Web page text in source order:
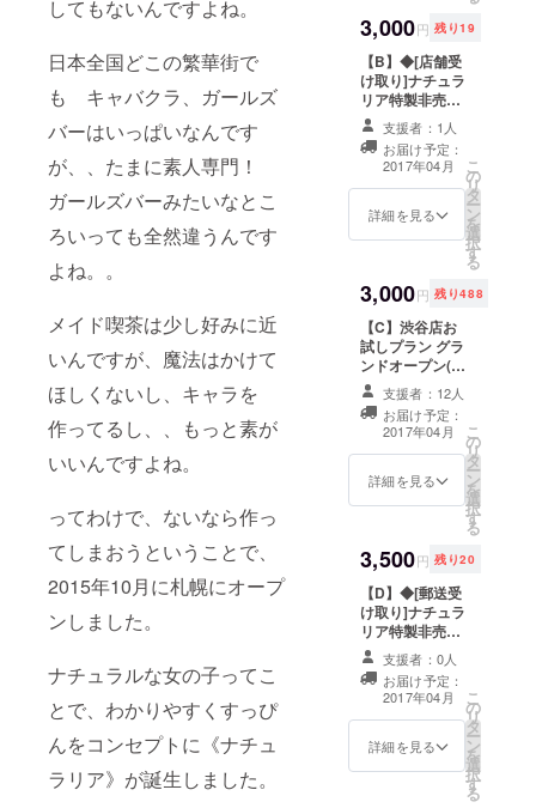
してもないんですよね。
日本全国どこの繁華街で
も キャバクラ、ガールズ
バーはいっぱいなんです
が、、たまに素人専門！
ガールズバーみたいなとこ
ろいっても全然違うんです
よね。。
メイド喫茶は少し好みに近
いんですが、魔法はかけて
ほしくないし、キャラを
作ってるし、、もっと素が
いいんですよね。
ってわけで、ないなら作っ
てしまおうということで、
2015年10月に札幌にオープ
ンしました。
ナチュラルな女の子ってこ
とで、わかりやすくすっぴ
んをコンセプトに《ナチュ
ラリア》が誕生しました。
れいむ」の中か
ら選択していた
だく形になりま
す。
3,000円 残り19
【B】◆[店舗受
け取り]ナチュラ
リア特製非売品T
シャツ◆ タイプ
A〜C ロゴ入りT
シャツになりま
す。コンセプト
になぞらえたT
シャツです。 以
女は黙って眉毛
とリップ タイプ
B すっぴん
ブームの最古参
タイプC
SNOWと化粧に
ダマされた 札幌
店/渋谷店でお受
け取りいただけ
支援者：1人
お届け予定：
2017年04月
詳細を見る
こ
の
リ
タ
ー
ン
を
選
択
す
る
3,000円 残り488
【C】渋谷店お
試しプラン グラ
ンドオープン(プ
レオープンの後)
から使用可能 2
時間飲み放題 通
常料金よりかな
りお得なお試し
プランです [通常
(会員登録により
無料) 14時〜17
時 10分300円
(税別) 17時〜24
時 10分400円
(税別)
支援者：12人
お届け予定：
2017年04月
詳細を見る
こ
の
リ
タ
ー
ン
を
選
択
す
る
3,500円 残り20
【D】◆[郵送受
け取り]ナチュラ
リア特製非売品T
シャツ◆ タイプ
A〜C ロゴ入りT
シャツになりま
す。コンセプト
になぞらえたT
シャツです。 以
支援者：0人
お届け予定：
2017年04月
詳細を見る
こ
の
リ
タ
ー
ン
を
選
択
す
る